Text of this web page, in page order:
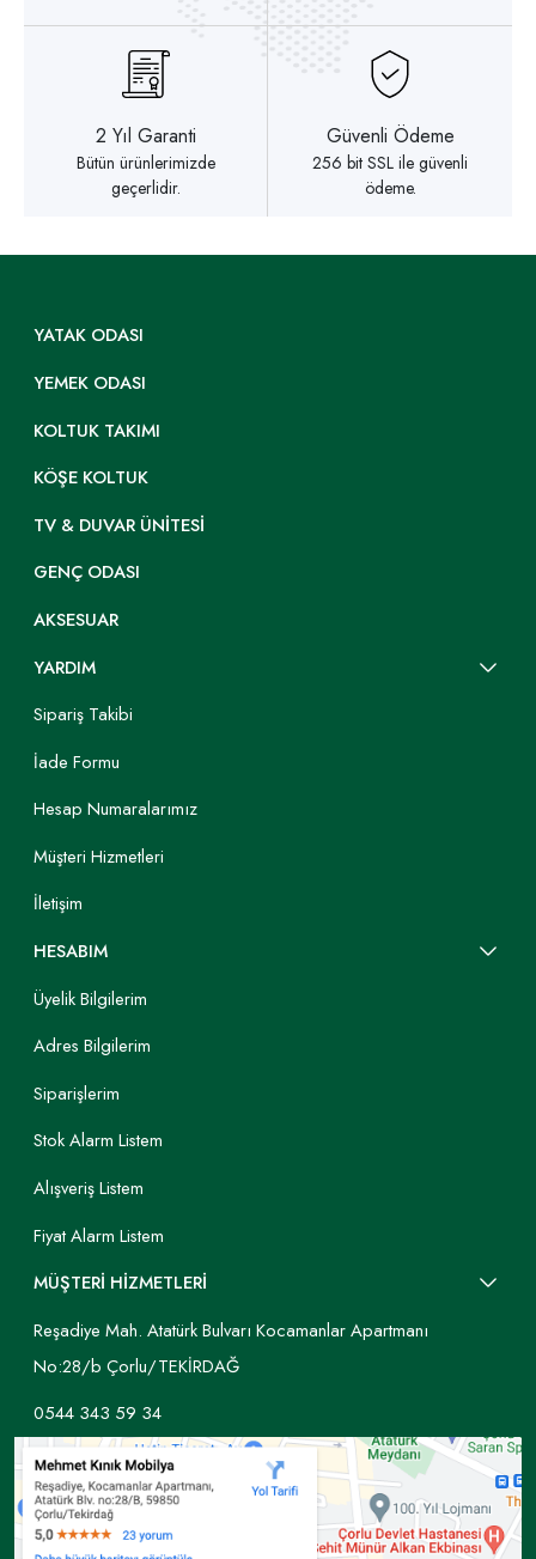
2 Yıl Garanti
Bütün ürünlerimizde
geçerlidir.
Güvenli Ödeme
256 bit SSL ile güvenli
ödeme.
YATAK ODASI
YEMEK ODASI
KOLTUK TAKIMI
KÖŞE KOLTUK
TV & DUVAR ÜNITESI
GENÇ ODASI
AKSESUAR
YARDIM
Sipariş Takibi
İade Formu
Hesap Numaralarımız
Müşteri Hizmetleri
İletişim
HESABIM
Üyelik Bilgilerim
Adres Bilgilerim
Siparişlerim
Stok Alarm Listem
Alışveriş Listem
Fiyat Alarm Listem
MÜŞTERİ HİZMETLERİ
Reşadiye Mah. Atatürk Bulvarı Kocamanlar Apartmanı
No:28/b Çorlu/TEKİRDAĞ
0544 343 59 34